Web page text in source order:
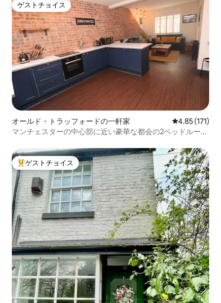
ゲストチョイス
ゲストチョイス
オールド・トラッフォードの一軒家 レビュー171
4.85 (171)
マンチェスターの中心部に近い豪華な都会の2ベッドルーム
大好評のゲストチョイスです。
ゲストチョイス